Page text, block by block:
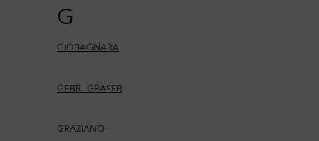
G
GIOBAGNARA
GEBR. GRASER
GRAZIANO